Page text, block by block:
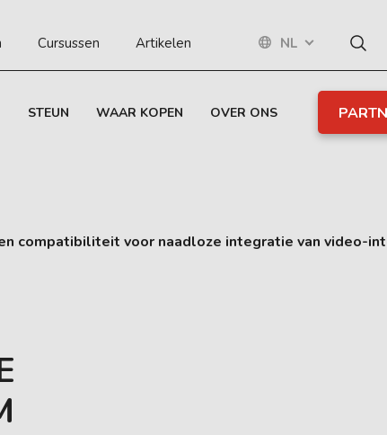
Cursussen Artikelen NL
STEUN WAAR KOPEN OVER ONS
compatibiliteit voor naadloze integratie van video-